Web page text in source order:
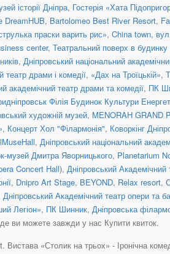
історії Дніпра, Гостерія «Хата
DreamHUB, Bartolomeo Best River Resort,
праски варить рис», China town,
center, Театральний поверх в будинку
, Дніпровський національний
театр драми і комедії, «Дах на Троїцькій»,
академічний театр драми та комедії, ПК
Філія Будинок Культури
художній музей, MENORAH GRAND
, Концерт Хол "Філармонія", Коворкінг
, Дніпровський національний
музей Дмитра Яворницького, Planetarium
Concert Hall), Дніпровський
, Dnipro Art Stage, BEYOND, Relax resort,
Дніпровський Академічний театр опери та
Легіон», ПК Шинник, Дніпровська
ви можете завжди у нас Купити квиток.
Вистава «Столик на трьох» - Іронічна